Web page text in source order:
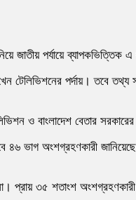
জাতীয় পর্যায়ে ব্যাপকভিত্তিক
পর্দায়। তবে তথ্য
ও বাংলাদেশ বেতার সরকারের
৪৬ ভাগ অংশগ্রহণকারী
প্রায় ৩৫ শতাংশ